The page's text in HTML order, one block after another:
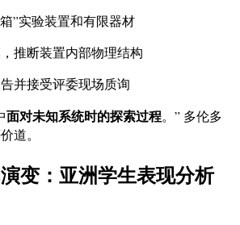
”实验装置和有限器材
推断装置内部物理结构
并接受评委现场质询
面对未知系统时的探索过程。” 多伦多
道。
变：亚洲学生表现分析